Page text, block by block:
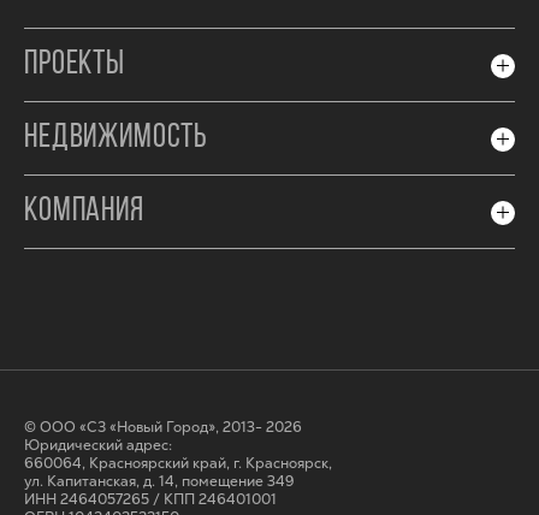
ПРОЕКТЫ
НЕДВИЖИМОСТЬ
КОМПАНИЯ
© ООО «СЗ «Новый Город», 2013- 2026
Юридический адрес:
660064, Красноярский край, г. Красноярск,
ул. Капитанская, д. 14, помещение 349
ИНН 2464057265 / КПП 246401001